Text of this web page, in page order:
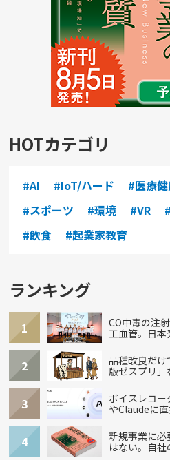
HOTカテゴリ
#AI #IoT/ハード #医療
#スポーツ
#環境 #VR
#飲食
#起業家教育
ランキング
1
CO中毒の注
工血管。日
2
品種改良だ
版ゼスプリ
3
ボイスレコ
やClaudeに
4
新規事業に
はない。自